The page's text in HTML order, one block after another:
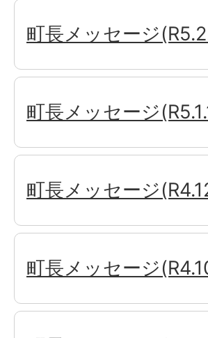
町長メッセージ
町長メッセージ
町長メッセージ
町長メッセージ